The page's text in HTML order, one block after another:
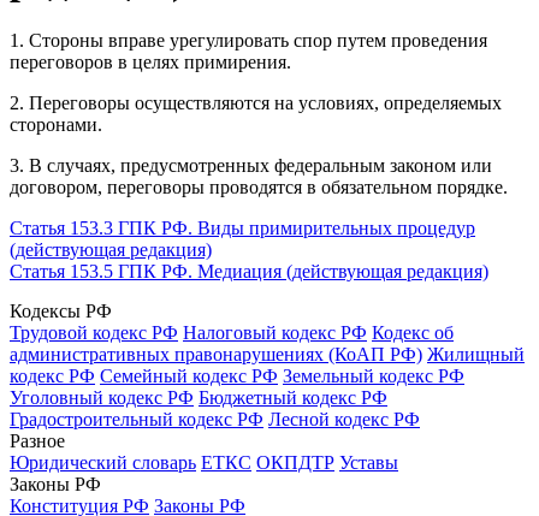
1. Стороны вправе урегулировать спор путем проведения
переговоров в целях примирения.
2. Переговоры осуществляются на условиях, определяемых
сторонами.
3. В случаях, предусмотренных федеральным законом или
договором, переговоры проводятся в обязательном порядке.
Статья 153.3 ГПК РФ. Виды примирительных процедур
(действующая редакция)
Статья 153.5 ГПК РФ. Медиация (действующая редакция)
Кодексы РФ
Трудовой кодекс РФ Налоговый кодекс РФ Кодекс об
административных правонарушениях (КоАП РФ) Жилищный
кодекс РФ Семейный кодекс РФ Земельный кодекс РФ
Уголовный кодекс РФ Бюджетный кодекс РФ
Градостроительный кодекс РФ Лесной кодекс РФ
Разное
Юридический словарь ЕТКС ОКПДТР Уставы
Законы РФ
Конституция РФ Законы РФ